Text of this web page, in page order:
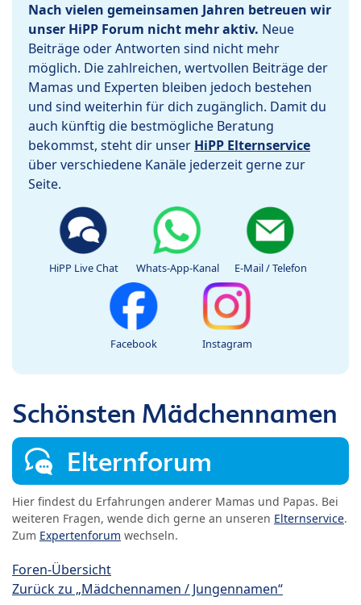
Nach vielen gemeinsamen Jahren betreuen wir
unser HiPP Forum nicht mehr aktiv. Neue
Beiträge oder Antworten sind nicht mehr
möglich. Die zahlreichen, wertvollen Beiträge der
Mamas und Experten bleiben jedoch bestehen
und sind weiterhin für dich zugänglich. Damit du
auch künftig die bestmögliche Beratung
bekommst, steht dir unser HiPP Elternservice
über verschiedene Kanäle jederzeit gerne zur
Seite.
HiPP Live Chat Whats-App-Kanal E-Mail / Telefon
Facebook Instagram
Schönsten Mädchennamen
Elternforum
Hier findest du Erfahrungen anderer Mamas und Papas. Bei
weiteren Fragen, wende dich gerne an unseren Elternservice.
Zum Expertenforum wechseln.
Foren-Übersicht
Zurück zu „Mädchennamen / Jungennamen“